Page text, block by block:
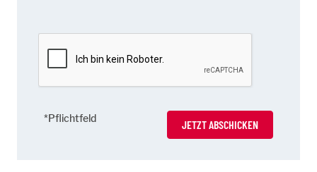
*Pflichtfeld JETZT ABSCHICKEN